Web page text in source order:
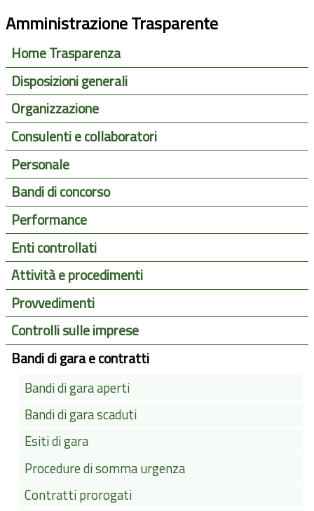
Amministrazione Trasparente
Home Trasparenza
Disposizioni generali
Organizzazione
Consulenti e collaboratori
Personale
Bandi di concorso
Performance
Enti controllati
Attività e procedimenti
Provvedimenti
Controlli sulle imprese
Bandi di gara e contratti
Bandi di gara aperti
Bandi di gara scaduti
Esiti di gara
Procedure di somma urgenza
Contratti prorogati